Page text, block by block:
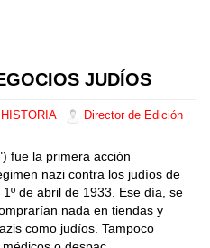
JUDÍOS
HISTORIA Director de Edición
fue la primera acción
nazi contra los judíos de
de abril de 1933. Ese día, se
nada en tiendas y
como judíos. Tampoco